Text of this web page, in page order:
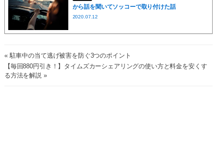
から話を聞いてソッコーで取り付けた話
2020.07.12
« 駐車中の当て逃げ被害を防ぐ3つのポイント
【毎回880円引き！】タイムズカーシェアリングの使い方と料金を安くす
る方法を解説 »